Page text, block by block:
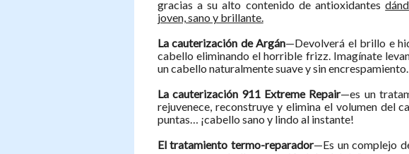
gracias a su alto contenido de antioxidantes
joven, sano y brillante.
La cauterización de Argán—Devolverá el brillo e
cabello eliminando el horrible frizz. Imagínate
un cabello naturalmente suave y sin encrespamiento.
La cauterización 911 Extreme Repair—es un
rejuvenece, reconstruye y elimina el volumen del
puntas… ¡cabello sano y lindo al instante!
El tratamiento termo-reparador—Es un complejo